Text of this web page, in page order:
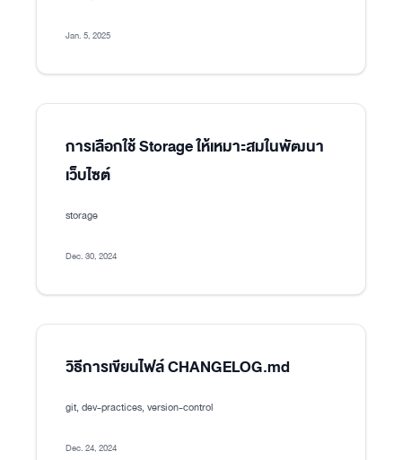
Jan. 5, 2025
การเลือกใช้ Storage ให้เหมาะสมในพัฒนา
เว็บไซต์
storage
Dec. 30, 2024
วิธีการเขียนไฟล์ CHANGELOG.md
git, dev-practices, version-control
Dec. 24, 2024